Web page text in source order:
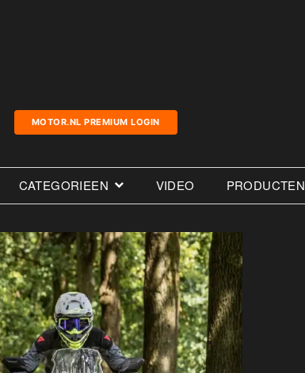
MOTOR.NL PREMIUM LOGIN
CATEGORIEEN VIDEO PRODUCTEN